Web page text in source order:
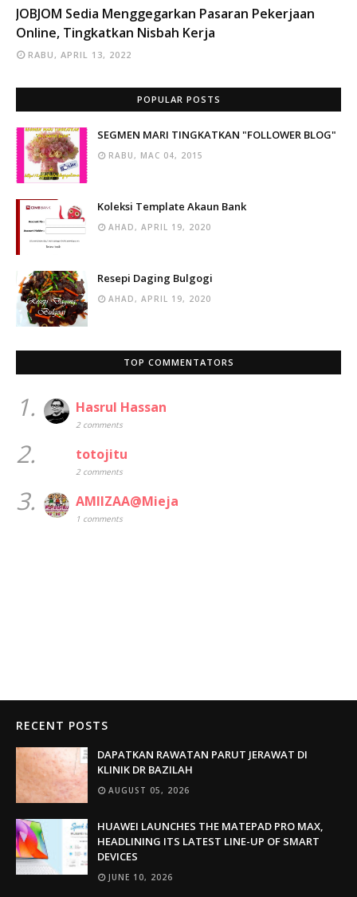
INFO
JOBJOM Sedia Menggegarkan Pasaran Pekerjaan
Online, Tingkatkan Nisbah Kerja
RABU, APRIL 13, 2022
POPULAR POSTS
SEGMEN MARI TINGKATKAN "FOLLOWER BLOG"
RABU, MAC 04, 2015
Koleksi Template Akaun Bank
AHAD, APRIL 19, 2020
Resepi Daging Bulgogi
AHAD, APRIL 19, 2020
TOP COMMENTATORS
1. Hasrul Hassan
2 comments
2. totojitu
2 comments
3. AMIIZAA@Mieja
1 comments
RECENT POSTS
DAPATKAN RAWATAN PARUT JERAWAT DI
KLINIK DR BAZILAH
AUGUST 05, 2026
HUAWEI LAUNCHES THE MATEPAD PRO MAX,
HEADLINING ITS LATEST LINE-UP OF SMART
DEVICES
JUNE 10, 2026